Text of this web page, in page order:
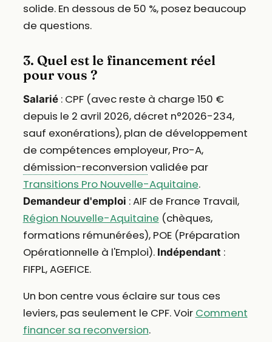
solide. En dessous de 50 %, posez beaucoup
de questions.
3. Quel est le financement réel
pour vous ?
Salarié: CPF (avec reste à charge 150 €
depuis le 2 avril 2026, décret n°2026-234,
sauf exonérations), plan de développement
de compétences employeur, Pro-A,
démission-reconversion validée par
Transitions Pro Nouvelle-Aquitaine.
Demandeur d'emploi : AIF de France Travail,
Région Nouvelle-Aquitaine (chèques,
formations rémunérées), POE (Préparation
Opérationnelle à l'Emploi). Indépendant :
FIFPL, AGEFICE.
Un bon centre vous éclaire sur tous ces
leviers, pas seulement le CPF. Voir Comment
financer sa reconversion.